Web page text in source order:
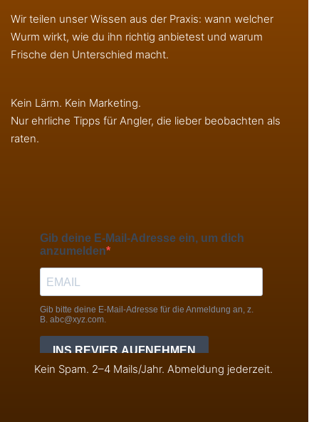
Wir teilen unser Wissen aus der Praxis: wann welcher
Wurm wirkt, wie du ihn richtig anbietest und warum
Frische den Unterschied macht.
Kein Lärm. Kein Marketing.
Nur ehrliche Tipps für Angler, die lieber beobachten als
raten.
Kein Spam. 2–4 Mails/Jahr. Abmeldung jederzeit.